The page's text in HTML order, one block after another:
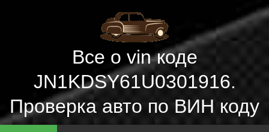
Все о vin коде
JN1KDSY61U0301916.
Проверка авто по ВИН коду